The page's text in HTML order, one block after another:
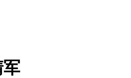
军